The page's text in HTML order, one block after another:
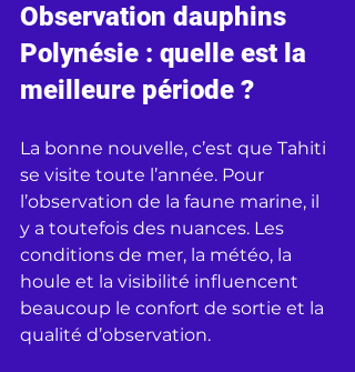
Observation dauphins
Polynésie : quelle est la
meilleure période ?
La bonne nouvelle, c’est que Tahiti
se visite toute l’année. Pour
l’observation de la faune marine, il
y a toutefois des nuances. Les
conditions de mer, la météo, la
houle et la visibilité influencent
beaucoup le confort de sortie et la
qualité d’observation.